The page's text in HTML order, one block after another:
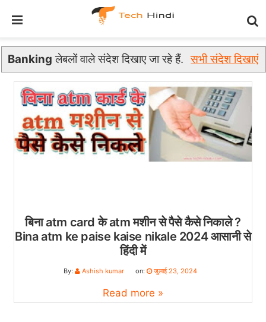
Banking लेबलों वाले संदेश दिखाए जा रहे हैं. सभी संदेश दिखाएं
बिना atm card के atm मशीन से पैसे कैसे निकाले ?
Bina atm ke paise kaise nikale 2024 आसानी से
हिंदी में
By: Ashish kumar on: जुलाई 23, 2024
Read more »